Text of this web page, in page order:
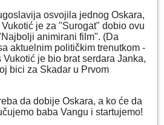
osvojila jednog Oskara,
je za "Surogat" dobio ovu
animirani film". (Da
aktuelnim političkim trenutkom -
je bio brat serdara Janka,
bici za Skadar u Prvom
da dobije Oskara, a ko će da
baba Vangu i startujemo!